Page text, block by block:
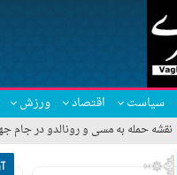
سیاست اقتصاد ورزش